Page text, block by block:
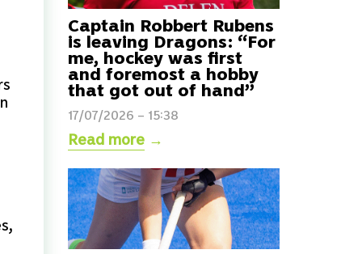
Captain Robbert Rubens
is leaving Dragons: “For
me, hockey was first
and foremost a hobby
that got out of hand”
17/07/2026 – 15:38
Read more →